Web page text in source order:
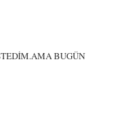
BUGÜN